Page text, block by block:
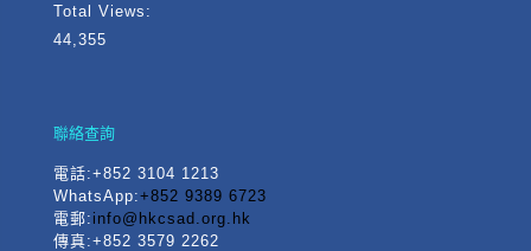
Total Views:
44,355
聯絡查詢
電話:+852 3104 1213
WhatsApp:+852 9389 6723
電郵: info@hkcsad.org.hk
傳真:+852 3579 2262